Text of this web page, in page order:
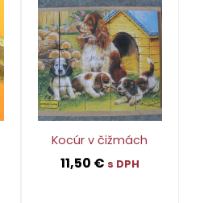
Kocúr v čižmách
11,50 € s DPH